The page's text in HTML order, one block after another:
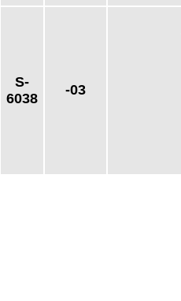
S-
6038
-03